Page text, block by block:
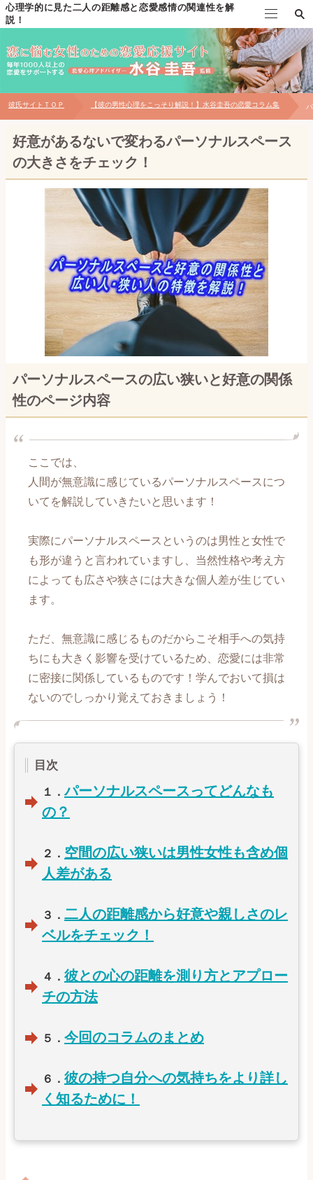
心理学的に見た二人の距離感と恋愛感情の関連性を解
説！
TOP
個別恋愛相談について
対面相談について
お問い合わせ
【無料プレゼント】男性心理の見極め方マニュアル
恋愛メール講座～自分磨き・出会い編～
恋愛メール講座～片思い・告白編～
恋愛メール講座～交際編～
【男性心理編】記事一覧
【自分磨き編】記事一覧
【出会い編】記事一覧
【片思い編】記事一覧
【告白編】記事一覧
【付き合い始め編】記事一覧
【喧嘩、倦怠期編】記事一覧
【別れ、失恋編】記事一覧
【復縁編】記事一覧
【遠距離、ネット恋愛編】記事一覧
【誰にも言えない恋愛編】記事一覧
【マッチングアプリ攻略編】記事一覧
彼氏サイトＴＯＰ 【彼の男性心理をこっそり解説！】水谷圭吾の恋愛コラム集
好意があるないで変わるパーソナルスペース
の大きさをチェック！
パーソナルスペースの広い狭いと好意の関係
性のページ内容
ここでは、
人間が無意識に感じているパーソナルスペースにつ
いてを解説していきたいと思います！
実際にパーソナルスペースというのは男性と女性で
も形が違うと言われていますし、当然性格や考え方
によっても広さや狭さには大きな個人差が生じてい
ます。
ただ、無意識に感じるものだからこそ相手への気持
ちにも大きく影響を受けているため、恋愛には非常
に密接に関係しているものです！学んでおいて損は
ないのでしっかり覚えておきましょう！
目次
１．パーソナルスペースってどんなも
の？
２． 空間の広い狭いは男性女性も含め個
人差がある
３． 二人の距離感から好意や親しさのレ
ベルをチェック！
４． 彼との心の距離を測り方とアプロー
チの方法
５． 今回のコラムのまとめ
６． 彼の持つ自分への気持ちをより詳し
く知るために！